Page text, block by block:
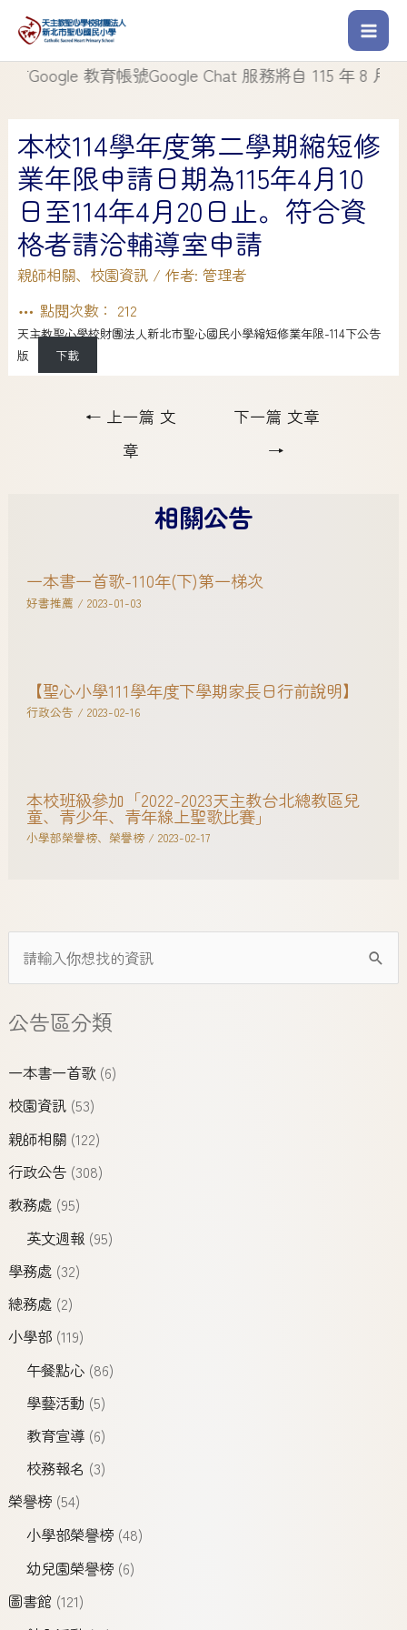
教育帳號Google Chat 服務將自 115 年 8 月 1 日起
公告區分類
一本書一首歌(6)
校園資訊(53)
親師相關(122)
行政公告(308)
教務處(95)
英文週報 (95)
學務處(32)
總務處(2)
小學部(119)
午餐點心(86)
學藝活動 (5)
教育宣導(6)
校務報名 (3)
榮譽榜(54)
小學部榮譽榜(48)
幼兒園榮譽榜(6)
圖書館(121)
本校114學年度第二學期縮短修
業年限申請日期為115年4月10
日至114年4月20日止。符合資
格者請洽輔導室申請
親師相關、 校園資訊/ 作者: 管理者
點閱次數： 212
天主教聖心學校財團法人新北市聖心國民小學縮短修業年限-114下公告
版
下載
← 上一篇 文
章
下一篇 文章
→
相關公告
一本書一首歌-110年(下)第一梯次
好書推薦 / 2023-01-03
【聖心小學111學年度下學期家長日行前說明】
行政公告 / 2023-02-16
本校班級參加「2022-2023天主教台北總教區兒
童、青少年、青年線上聖歌比賽」
小學部榮譽榜、 榮譽榜/ 2023-02-17